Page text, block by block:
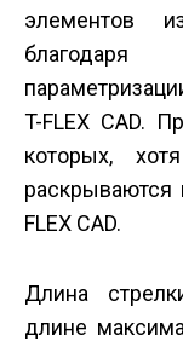
элементов
T-FLEX CAD.
которых,
раскрываются
FLEX CAD.
Длина
длине